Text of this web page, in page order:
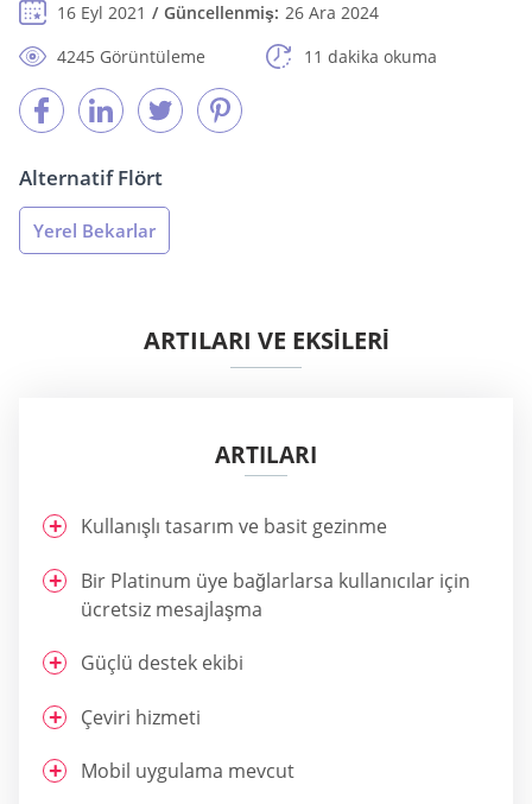
16 Eyl 2021
Güncellenmiş: 26 Ara 2024
4245 Görüntüleme
11 dakika okuma
Alternatif Flört
Yerel Bekarlar
ARTILARI VE EKSİLERİ
ARTILARI
Kullanışlı tasarım ve basit gezinme
Bir Platinum üye bağlarlarsa kullanıcılar için
ücretsiz mesajlaşma
Güçlü destek ekibi
Çeviri hizmeti
Mobil uygulama mevcut